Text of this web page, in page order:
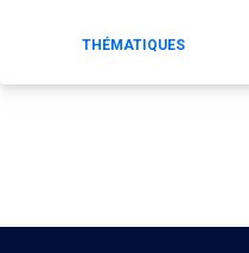
THÉMATIQUES